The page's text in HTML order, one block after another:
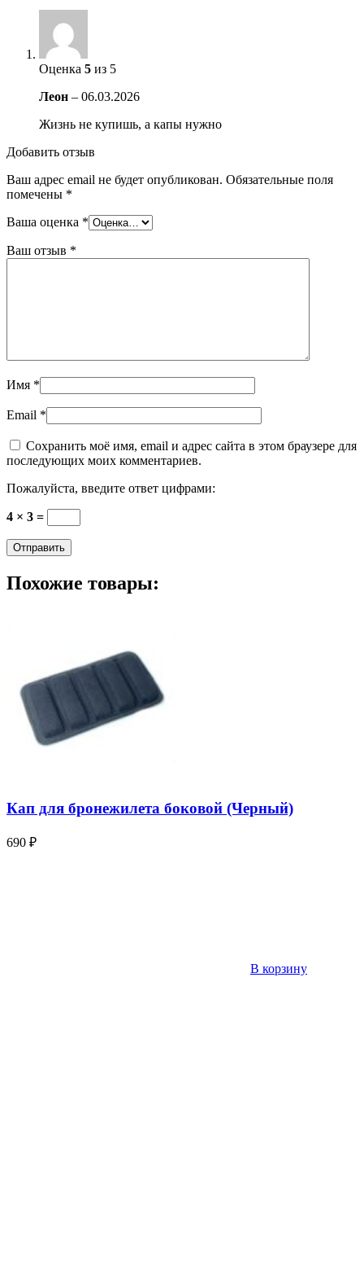
Оценка 5 из 5
Леон – 06.03.2026
Жизнь не купишь, а капы нужно
Добавить отзыв
Ваш адрес email не будет опубликован. Обязательные поля
помечены *
Ваша оценка *
Ваш отзыв *
Имя *
Email *
Сохранить моё имя, email и адрес сайта в этом браузере для
последующих моих комментариев.
Пожалуйста, введите ответ цифрами:
4 × 3 =
Похожие товары:
Кап для бронежилета боковой (Черный)
690 ₽
В корзину